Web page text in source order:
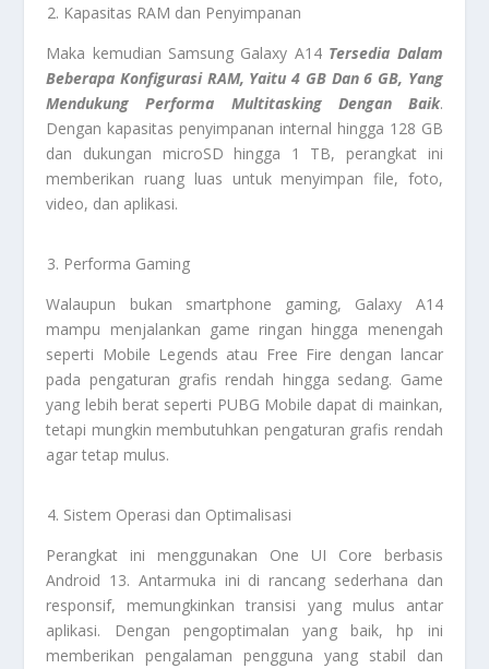
Kapasitas RAM dan Penyimpanan
Maka kemudian Samsung Galaxy A14 Tersedia Dalam
Beberapa Konfigurasi RAM, Yaitu 4 GB Dan 6 GB, Yang
Mendukung Performa Multitasking Dengan Baik.
Dengan kapasitas penyimpanan internal hingga 128 GB
dan dukungan microSD hingga 1 TB, perangkat ini
memberikan ruang luas untuk menyimpan file, foto,
video, dan aplikasi.
Performa Gaming
Walaupun bukan smartphone gaming, Galaxy A14
mampu menjalankan game ringan hingga menengah
seperti Mobile Legends atau Free Fire dengan lancar
pada pengaturan grafis rendah hingga sedang. Game
yang lebih berat seperti PUBG Mobile dapat di mainkan,
tetapi mungkin membutuhkan pengaturan grafis rendah
agar tetap mulus.
Sistem Operasi dan Optimalisasi
Perangkat ini menggunakan One UI Core berbasis
Android 13. Antarmuka ini di rancang sederhana dan
responsif, memungkinkan transisi yang mulus antar
aplikasi. Dengan pengoptimalan yang baik, hp ini
memberikan pengalaman pengguna yang stabil dan